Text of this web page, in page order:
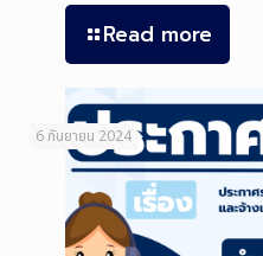
Read more
6 กันยายน 2024